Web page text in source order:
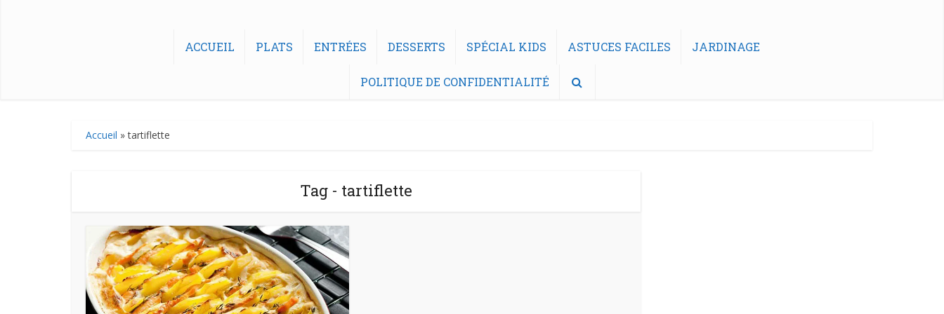
ACCUEIL PLATS ENTRÉES DESSERTS SPÉCIAL KIDS ASTUCES FACILES JARDINAGE
POLITIQUE DE CONFIDENTIALITÉ
Accueil »tartiflette
Tag - tartiflette